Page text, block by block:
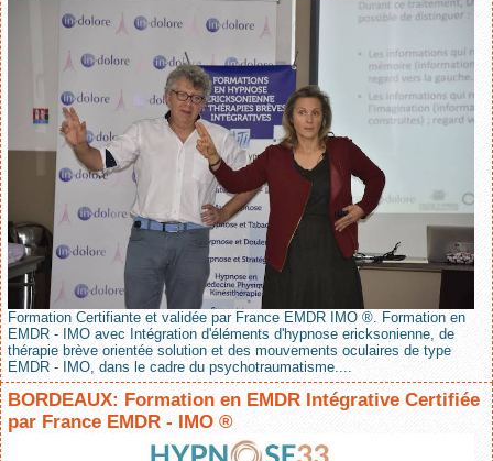
Formation Certifiante et validée par France EMDR IMO ®. Formation en
EMDR - IMO avec Intégration d'éléments d'hypnose ericksonienne, de
thérapie brève orientée solution et des mouvements oculaires de type
EMDR - IMO, dans le cadre du psychotraumatisme....
BORDEAUX: Formation en EMDR Intégrative Certifiée
par France EMDR - IMO ®